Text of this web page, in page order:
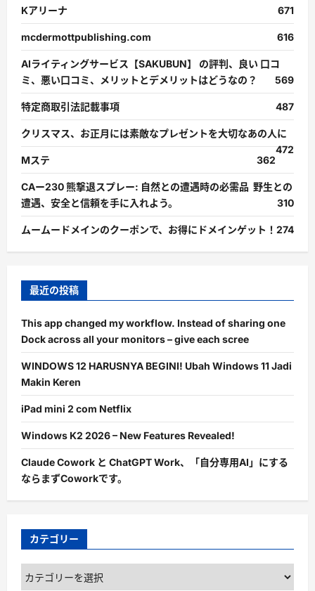
Kアリーナ 671
mcdermottpublishing.com 616
AIライティングサービス【SAKUBUN】 の評判、良い 口コ
ミ、悪い口コミ、メリットとデメリットはどうなの？
569
特定商取引法記載事項 487
クリスマス、お正月には素敵なプレゼントを大切なあの人に
472
Mステ
362
CAー230 熊撃退スプレー: 自然との遭遇時の必需品 野生との
遭遇、安全と信頼を手に入れよう。
310
ムームードメインのクーポンで、お得にドメインゲット！ 274
最近の投稿
This app changed my workflow. Instead of sharing one
Dock across all your monitors – give each scree
WINDOWS 12 HARUSNYA BEGINI! Ubah Windows 11 Jadi
Makin Keren
iPad mini 2 com Netflix
Windows K2 2026 – New Features Revealed!
Claude Cowork と ChatGPT Work、「自分専用AI」にする
ならまずCoworkです。
カテゴリー
カ
テ